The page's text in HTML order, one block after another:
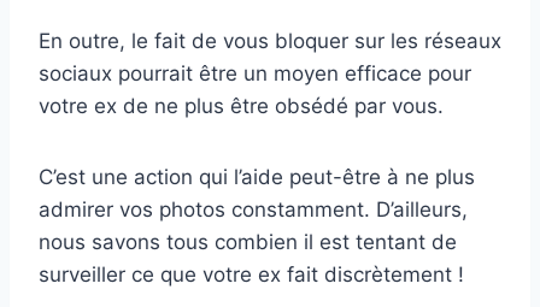
En outre, le fait de vous bloquer sur les réseaux
sociaux pourrait être un moyen efficace pour
votre ex de ne plus être obsédé par vous.
C’est une action qui l’aide peut-être à ne plus
admirer vos photos constamment. D’ailleurs,
nous savons tous combien il est tentant de
surveiller ce que votre ex fait discrètement !